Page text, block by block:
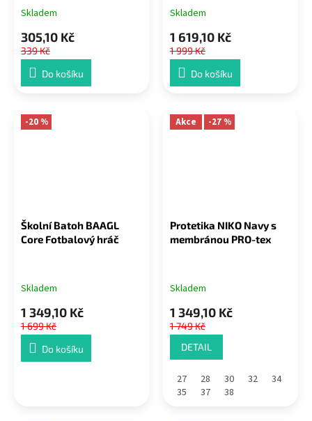
Skladem
305,10 Kč
339 Kč
Do košíku
Skladem
1 619,10 Kč
1 999 Kč
Do košíku
-20 %
Školní Batoh BAAGL
Core Fotbalový hráč
Skladem
1 349,10 Kč
1 699 Kč
Do košíku
Akce -27 %
Protetika NIKO Navy s
membránou PRO-tex
Skladem
1 349,10 Kč
1 749 Kč
DETAIL
27 28 30 32
34
35
37 38